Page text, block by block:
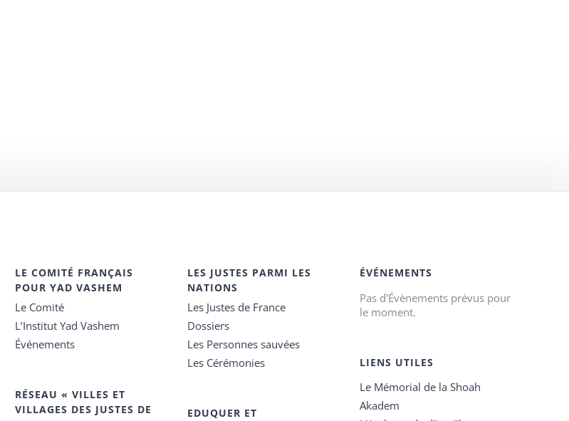
LE COMITÉ FRANÇAIS
POUR YAD VASHEM
Le Comité
L’Institut Yad Vashem
Événements
RÉSEAU « VILLES ET
VILLAGES DES JUSTES DE
LES JUSTES PARMI LES
NATIONS
Les Justes de France
Dossiers
Les Personnes sauvées
Les Cérémonies
EDUQUER ET
ÉVÉNEMENTS
Pas d'Évènements prévus pour
le moment.
LIENS UTILES
Le Mémorial de la Shoah
Akadem